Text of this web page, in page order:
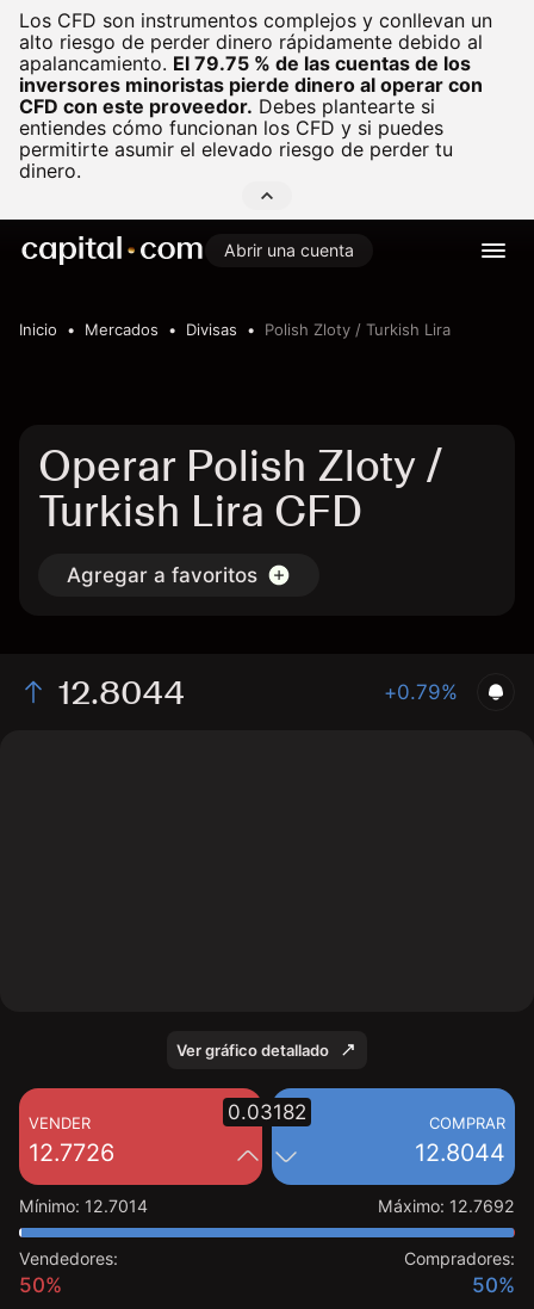
Los CFD son instrumentos complejos y conllevan un
alto riesgo de perder dinero rápidamente debido al
apalancamiento. El 79.75 % de las cuentas de los
inversores minoristas pierde dinero al operar con
CFD con este proveedor. Debes plantearte si
entiendes cómo funcionan los CFD y si puedes
permitirte asumir el elevado riesgo de perder tu
dinero.
Abrir una cuenta
Inicio Mercados Divisas Polish Zloty / Turkish Lira
Operar Polish Zloty /
Turkish Lira CFD
Agregar a favoritos
12.8044 +0.79%
Ver gráfico detallado
VENDER
12.7726
COMPRAR
12.8044
0.03182
Mínimo: 12.7014 Máximo: 12.7692
Vendedores:
50%
Compradores:
50%